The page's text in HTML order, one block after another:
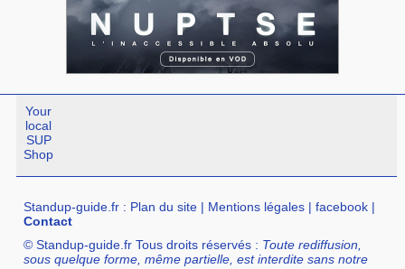
Your
local
SUP
Shop
Standup-guide.fr : Plan du site | Mentions légales |facebook |
Contact
© Standup-guide.fr Tous droits réservés : Toute rediffusion,
sous quelque forme, même partielle, est interdite sans notre